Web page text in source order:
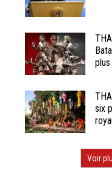
plus
six
Voir